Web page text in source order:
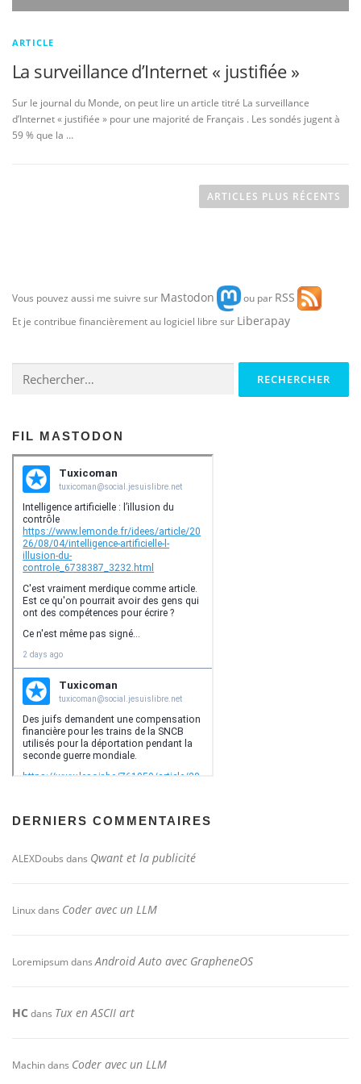
ARTICLE
La surveillance d’Internet « justifiée »
Sur le journal du Monde, on peut lire un article titré La surveillance
d’Internet « justifiée » pour une majorité de Français . Les sondés jugent à
59 % que la …
t
i
n
a
ARTICLES PLUS RÉCENTS
Vous pouvez aussi me suivre sur Mastodon ou par RSS
Et je contribue financièrement au logiciel libre sur Liberapay
FIL MASTODON
DERNIERS COMMENTAIRES
ALEXDoubs dans Qwant et la publicité
Linuxdans Coder avec un LLM
LoremipsumdansAndroid Auto avec GrapheneOS
HC dans Tux en ASCII art
Machindans Coder avec un LLM